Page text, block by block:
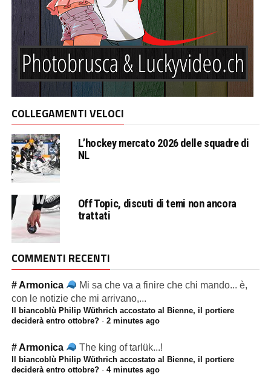
COLLEGAMENTI VELOCI
L’hockey mercato 2026 delle squadre di
NL
Off Topic, discuti di temi non ancora
trattati
COMMENTI RECENTI
# Armonica
Mi sa che va a finire che chi mando... è,
con le notizie che mi arrivano,...
Il biancoblù Philip Wüthrich accostato al Bienne, il portiere
deciderà entro ottobre?· 2 minutes ago
# Armonica The king of tarlük...!
Il biancoblù Philip Wüthrich accostato al Bienne, il portiere
deciderà entro ottobre?· 4 minutes ago